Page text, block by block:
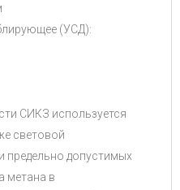
(УСД):
СИКЗ используется
световой
предельно допустимых
метана в